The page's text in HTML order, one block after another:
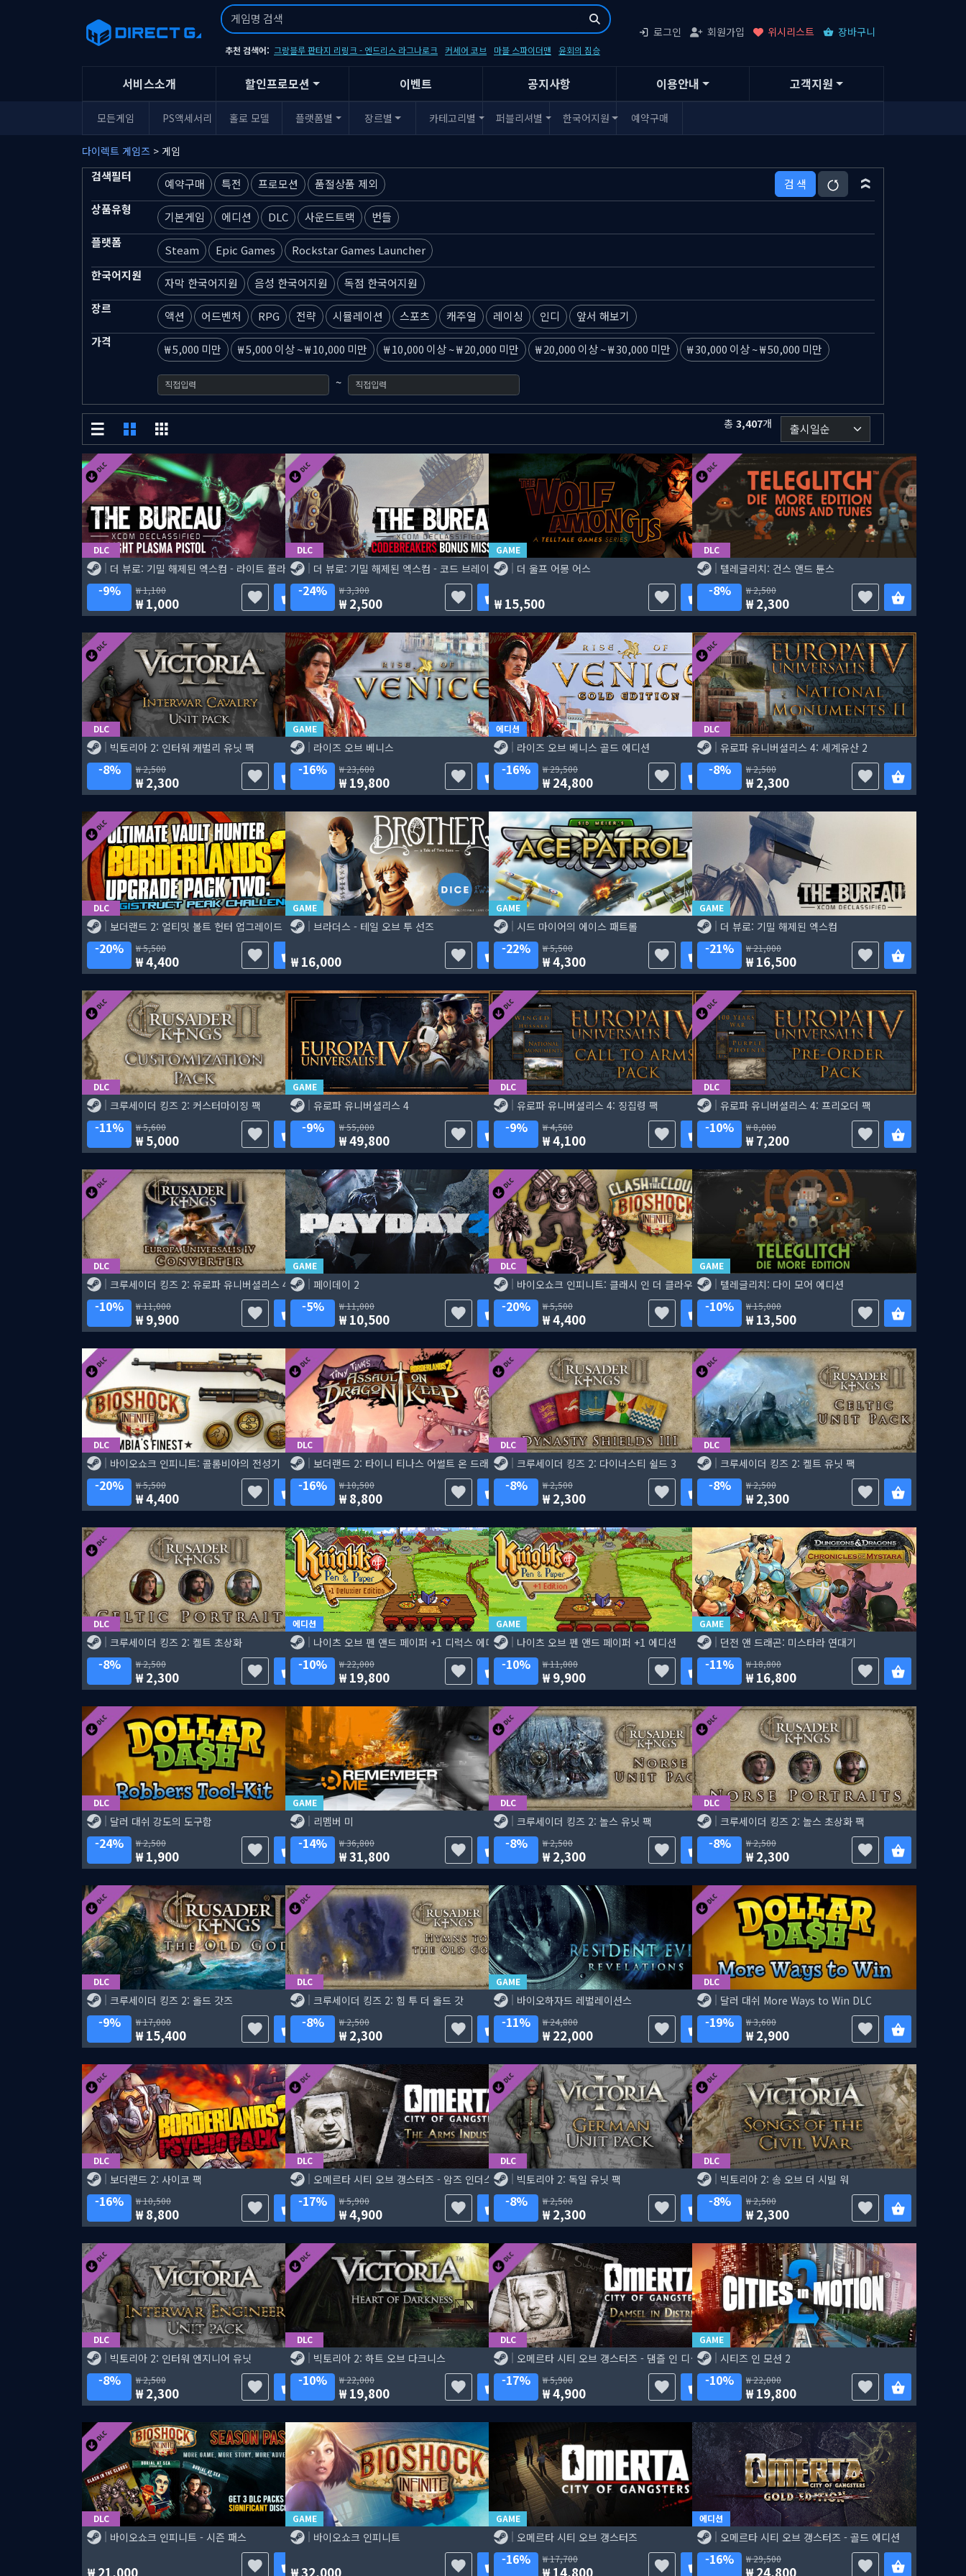
추천 검색어: 그랑블루 판타지 리링크 - 엔드리스 라그나로크 커세어 코브 마블 스파이더맨 윤회의 짐승
로그인 회원가입 위시리스트 장바구니
서비스소개 할인프로모션 이벤트 공지사항 이용안내 고객지원
모든게임 PS액세서리 홀로 모델 플랫폼별 장르별 카테고리별 퍼블리셔별 한국어지원 예약구매
다이렉트 게임즈 > 게임
검색필터
예약구매 특전 프로모션 품절상품 제외
검 색
상품유형
기본게임 에디션 DLC 사운드트랙
번들
플랫폼
Steam Epic Games
Rockstar Games Launcher
한국어지원
자막 한국어지원 음성 한국어지원
독점 한국어지원
장르
액션 어드벤처 RPG 전략 시뮬레이션 스포츠 캐주얼 레이싱 인디
앞서 해보기
가격
5,000 미만 5,000 이상~ 10,000 미만 10,000 이상~ 20,000 미만 20,000 이상~ 30,000 미만 30,000 이상~ 50,000 미만
~
총 3,407개
DLC
더 뷰로: 기밀 해제된 엑스컴 - 라이트 플라즈마 피스톨
9% 1,100
1,000
DLC
더 뷰로: 기밀 해제된 엑스컴 - 코드 브레이커스
24% 3,300
2,500
GAME
더 울프 어몽 어스
15,500
DLC
텔레글리치: 건스 앤드 튠스
8% 2,500
2,300
DLC
빅토리아 2: 인터워 캐벌리 유닛 팩
8% 2,500
2,300
GAME
라이즈 오브 베니스
16% 23,600
19,800
에디션
라이즈 오브 베니스 골드 에디션
16% 29,500
24,800
DLC
유로파 유니버셜리스 4: 세계유산 2
8% 2,500
2,300
DLC
보더랜드 2: 얼티밋 볼트 헌터 업그레이드 팩 2
20% 5,500
4,400
GAME
브라더스 - 테일 오브 투 선즈
16,000
GAME
시드 마이어의 에이스 패트롤
22% 5,500
4,300
GAME
더 뷰로: 기밀 해제된 엑스컴
21% 21,000
16,500
DLC
크루세이더 킹즈 2: 커스터마이징 팩
11% 5,600
5,000
GAME
유로파 유니버셜리스 4
9% 55,000
49,800
DLC
유로파 유니버셜리스 4: 징집령 팩
9% 4,500
4,100
DLC
유로파 유니버셜리스 4: 프리오더 팩
10% 8,000
7,200
DLC
크루세이더 킹즈 2: 유로파 유니버셜리스 4 컨버터
10% 11,000
9,900
GAME
페이데이 2
5% 11,000
10,500
DLC
바이오쇼크 인피니트: 클래시 인 더 클라우즈
20% 5,500
4,400
GAME
텔레글리치: 다이 모어 에디션
10% 15,000
13,500
DLC
바이오쇼크 인피니트: 콜롬비아의 전성기
20% 5,500
4,400
DLC
보더랜드 2: 타이니 티나스 어썰트 온 드래곤 킵
16% 10,500
8,800
DLC
크루세이더 킹즈 2: 다이너스티 쉴드 3
8% 2,500
2,300
DLC
크루세이더 킹즈 2: 켈트 유닛 팩
8% 2,500
2,300
DLC
크루세이더 킹즈 2: 켈트 초상화
8% 2,500
2,300
에디션
나이츠 오브 펜 앤드 페이퍼 +1 디럭스 에디션
10% 22,000
19,800
GAME
나이츠 오브 펜 앤드 페이퍼 +1 에디션
10% 11,000
9,900
GAME
던전 앤 드래곤: 미스타라 연대기
11% 18,800
16,800
DLC
달러 대쉬 강도의 도구함
24% 2,500
1,900
GAME
리멤버 미
14% 36,800
31,800
DLC
크루세이더 킹즈 2: 놀스 유닛 팩
8% 2,500
2,300
DLC
크루세이더 킹즈 2: 놀스 초상화 팩
8% 2,500
2,300
DLC
크루세이더 킹즈 2: 올드 갓즈
9% 17,000
15,400
DLC
크루세이더 킹즈 2: 힘 투 더 올드 갓
8% 2,500
2,300
GAME
바이오하자드 레벌레이션스
11% 24,800
22,000
DLC
달러 대쉬 More Ways to Win DLC
19% 3,600
2,900
DLC
보더랜드 2: 사이코 팩
16% 10,500
8,800
DLC
오메르타 시티 오브 갱스터즈 - 암즈 인더스트리
17% 5,900
4,900
DLC
빅토리아 2: 독일 유닛 팩
8% 2,500
2,300
DLC
빅토리아 2: 송 오브 더 시빌 워
8% 2,500
2,300
DLC
빅토리아 2: 인터워 엔지니어 유닛
8% 2,500
2,300
DLC
빅토리아 2: 하트 오브 다크니스
10% 22,000
19,800
DLC
오메르타 시티 오브 갱스터즈 - 댐즐 인 디스트레스
17% 5,900
4,900
GAME
시티즈 인 모션 2
10% 22,000
19,800
DLC
바이오쇼크 인피니트 - 시즌 패스
21,000
GAME
바이오쇼크 인피니트
32,000
GAME
오메르타 시티 오브 갱스터즈
16% 17,700
14,800
에디션
오메르타 시티 오브 갱스터즈 - 골드 에디션
16% 29,500
24,800